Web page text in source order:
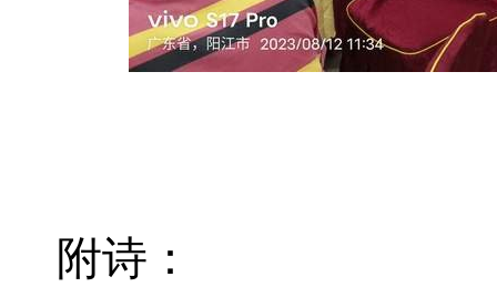
附诗：